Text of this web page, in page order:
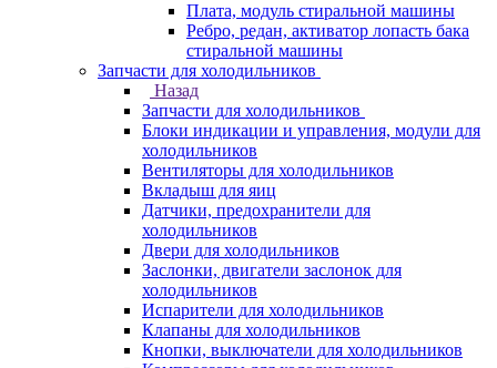
Плата, модуль стиральной машины
Ребро, редан, активатор лопасть бака
стиральной машины
Запчасти для холодильников
Назад
Запчасти для холодильников
Блоки индикации и управления, модули для
холодильников
Вентиляторы для холодильников
Вкладыш для яиц
Датчики, предохранители для
холодильников
Двери для холодильников
Заслонки, двигатели заслонок для
холодильников
Испарители для холодильников
Клапаны для холодильников
Кнопки, выключатели для холодильников